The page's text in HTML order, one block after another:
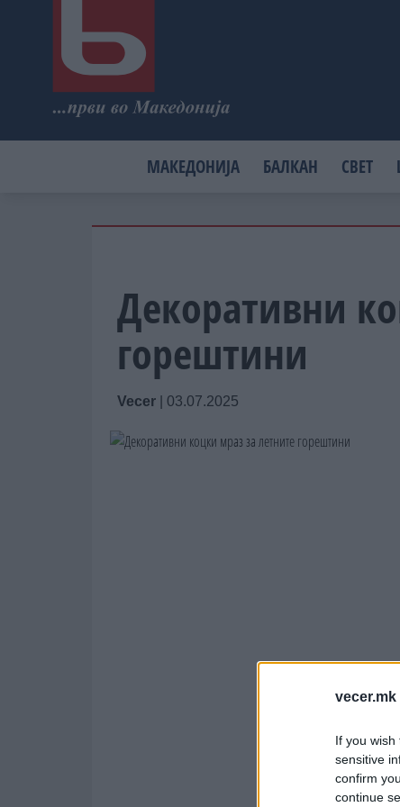
vecer.mk
If you
sensitive
confirm
continue
МАКЕДОНИЈА БАЛКАН СВЕТ
Декоративни
горештини
Vecer 03.07.2025